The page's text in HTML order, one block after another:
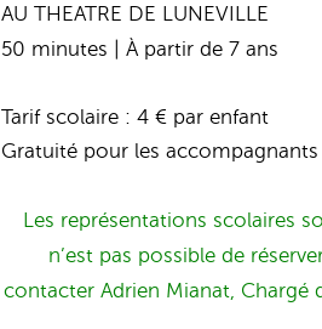
AU THEATRE DE LUNEVILLE
50 minutes | À partir de 7 ans
Tarif scolaire : 4 € par enfant
Gratuité pour les accompagnants
Les représentations scolaires
n’est pas possible de
contacter Adrien Mianat,